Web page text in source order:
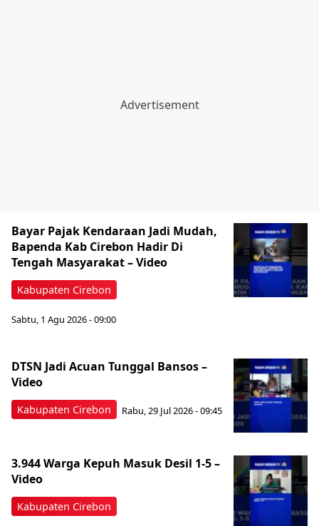
Kabupaten Cirebon
Bayar Pajak Kendaraan Jadi Mudah,
Bapenda Kab Cirebon Hadir Di
Tengah Masyarakat – Video
Sabtu, 1 Agu 2026 - 09:00
Kabupaten Cirebon
DTSN Jadi Acuan Tunggal Bansos –
Video
Rabu, 29 Jul 2026 - 09:45
Kabupaten Cirebon
‎3.944 Warga Kepuh Masuk Desil 1-5 –
Video